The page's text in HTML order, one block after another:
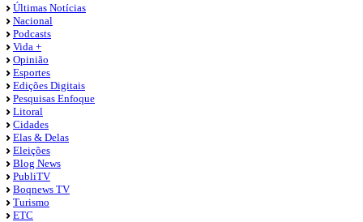
Últimas Notícias
Nacional
Podcasts
Vida +
Opinião
Esportes
Edições Digitais
Pesquisas Enfoque
Litoral
Cidades
Elas & Delas
Eleições
Blog News
PubliTV
Boqnews TV
Turismo
ETC